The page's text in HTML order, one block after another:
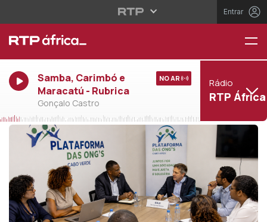
Entrar
Samba, Carimbó e
Maracatú - Rubrica
Gonçalo Castro
NO AR Rádio
RTP África